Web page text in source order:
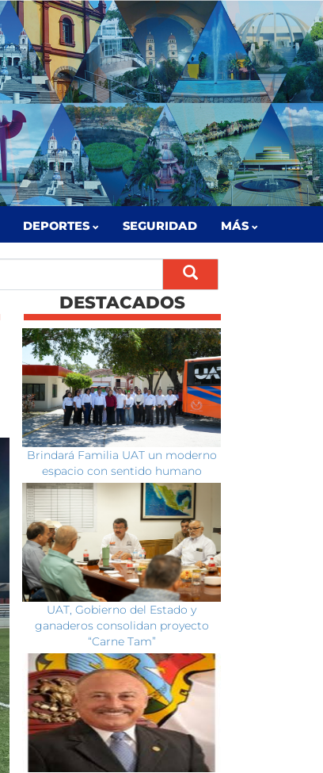
DEPORTES SEGURIDAD MÁS
DESTACADOS
Brindará Familia UAT un moderno
espacio con sentido humano
UAT, Gobierno del Estado y
ganaderos consolidan proyecto
“Carne Tam”